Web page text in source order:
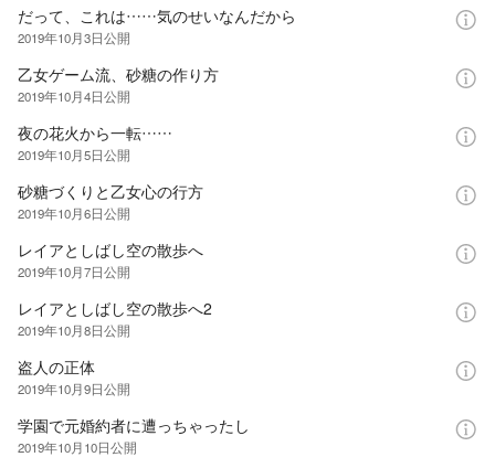
だって、これは……気のせいなんだから
2019年10月3日公開
乙女ゲーム流、砂糖の作り方
2019年10月4日公開
夜の花火から一転……
2019年10月5日公開
砂糖づくりと乙女心の行方
2019年10月6日公開
レイアとしばし空の散歩へ
2019年10月7日公開
レイアとしばし空の散歩へ2
2019年10月8日公開
盗人の正体
2019年10月9日公開
学園で元婚約者に遭っちゃったし
2019年10月10日公開